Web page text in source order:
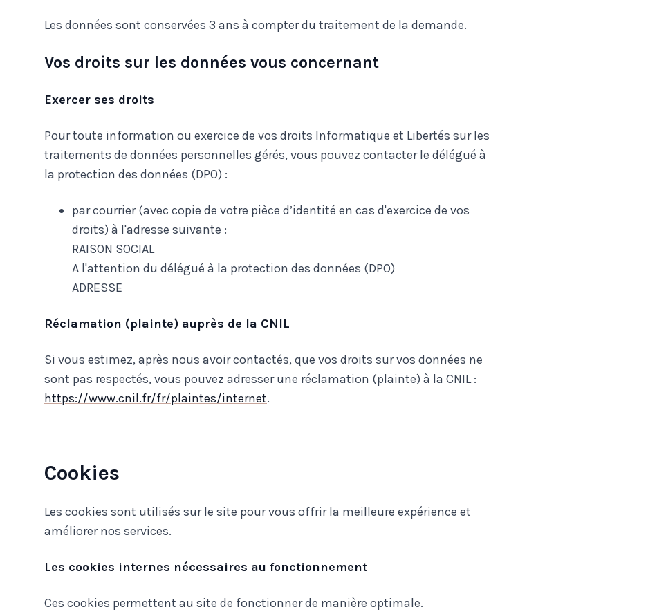
Les données sont conservées 3 ans à compter du traitement de la demande.
Vos droits sur les données vous concernant
Exercer ses droits
Pour toute information ou exercice de vos droits Informatique et Libertés sur les
traitements de données personnelles gérés, vous pouvez contacter le délégué à
la protection des données (DPO) :
par courrier (avec copie de votre pièce d’identité en cas d'exercice de vos
droits) à l'adresse suivante :
RAISON SOCIAL
A l'attention du délégué à la protection des données (DPO)
ADRESSE
Réclamation (plainte) auprès de la CNIL
Si vous estimez, après nous avoir contactés, que vos droits sur vos données ne
sont pas respectés, vous pouvez adresser une réclamation (plainte) à la CNIL :
https://www.cnil.fr/fr/plaintes/internet.
Cookies
Les cookies sont utilisés sur le site pour vous offrir la meilleure expérience et
améliorer nos services.
Les cookies internes nécessaires au fonctionnement
Ces cookies permettent au site de fonctionner de manière optimale.